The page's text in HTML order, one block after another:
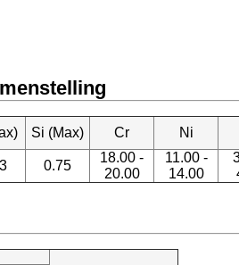
Si (Max) Cr Ni
0.75
18.00 -
20.00
11.00 -
14.00